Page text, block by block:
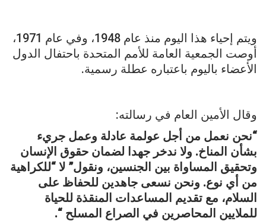
ويتم إحياء هذا اليوم منذ عام 1948، وفي عام 1971،
أوصت الجمعية العامة للأمم المتحدة باحتفال الدول
الأعضاء باليوم باعتباره عطلة رسمية.
وقال الأمين العام في رسالته:
“نحن نعمل من أجل عولمة عادلة وعمل جريء
بشأن المناخ. ولا ندخر جهدا لضمان حقوق الإنسان
وتحقيق المساواة بين الجنسين، ونقول” لا “للكراهية
من أي نوع. ونحن نسعى جاهدين للحفاظ على
السلام، مع تقديم المساعدات المنقذة للحياة
للملايين المحاصرين في الصراع المسلح “.